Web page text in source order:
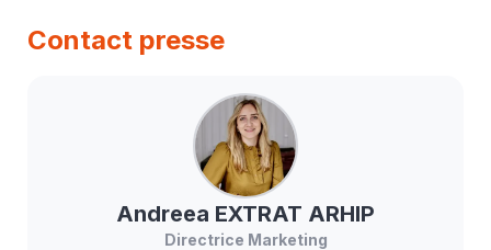
Contact presse
Andreea EXTRAT ARHIP
Directrice Marketing